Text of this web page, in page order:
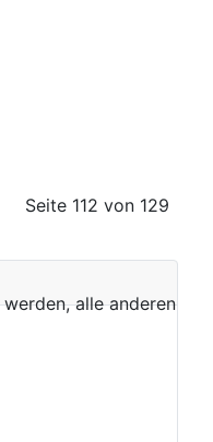
Seite 112 von 129
alle anderen